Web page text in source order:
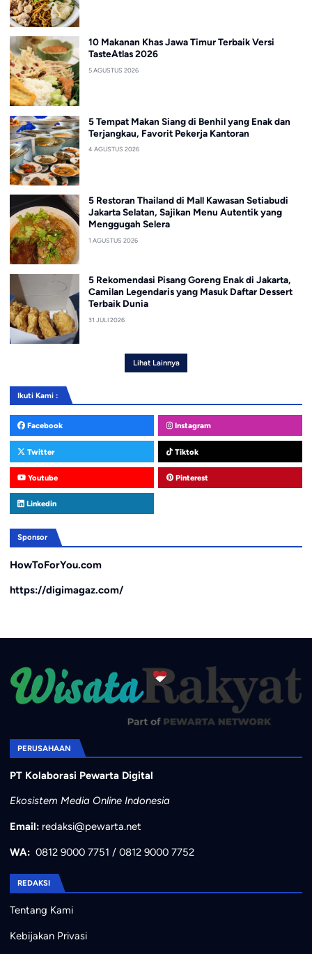
10 Makanan Khas Jawa Timur Terbaik Versi
TasteAtlas 2026
5 AGUSTUS 2026
5 Tempat Makan Siang di Benhil yang Enak dan
Terjangkau, Favorit Pekerja Kantoran
4 AGUSTUS 2026
5 Restoran Thailand di Mall Kawasan Setiabudi
Jakarta Selatan, Sajikan Menu Autentik yang
Menggugah Selera
1 AGUSTUS 2026
5 Rekomendasi Pisang Goreng Enak di Jakarta,
Camilan Legendaris yang Masuk Daftar Dessert
Terbaik Dunia
31 JULI 2026
Lihat Lainnya
Ikuti Kami :
Facebook Instagram
Twitter Tiktok
Youtube Pinterest
Linkedin
Sponsor
HowToForYou.com
https://digimagaz.com/
PERUSAHAAN
PT Kolaborasi Pewarta Digital
Ekosistem Media Online Indonesia
Email: redaksi@pewarta.net
WA: 0812 9000 7751 / 0812 9000 7752
REDAKSI
Tentang Kami
Kebijakan Privasi